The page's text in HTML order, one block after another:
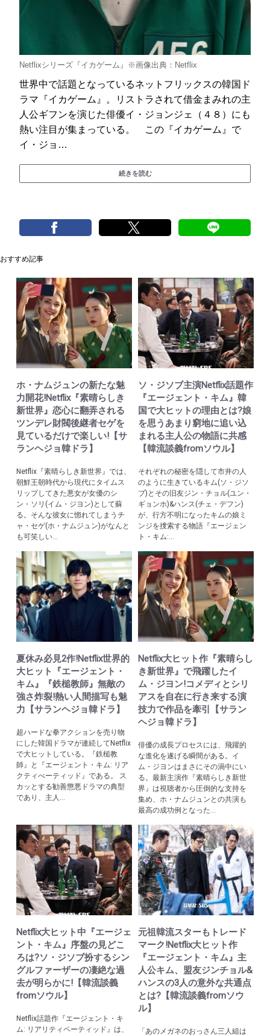
Netflixシリーズ『イカゲーム』※画像出典：Netflix
世界中で話題となっているネットフリックスの韓国ド
ラマ『イカゲーム』。リストラされて借金まみれの主
人公ギフンを演じた俳優イ・ジョンジェ（４８）にも
熱い注目が集まっている。 この『イカゲーム』で
イ・ジョ…
続きを読む
おすすめ記事
ホ・ナムジュンの新たな魅
力開花!Netflix『素晴らしき
新世界』恋心に翻弄される
ツンデレ財閥後継者セゲを
見ているだけで楽しい!【サ
ランヘジョ韓ドラ】
Netflix『素晴らしき新世界』では、
朝鮮王朝時代から現代にタイムス
リップしてきた悪女が女優のシ
ン・ソリ(イム・ジヨン)として蘇
る。そんな彼女に惚れてしまうチ
ャ・セゲ(ホ・ナムジュン)がなんと
も可笑しい...
ソ・ジソブ主演Netflix話題作
『エージェント・キム』韓
国で大ヒットの理由とは?娘
を思うあまり窮地に追い込
まれる主人公の物語に共感
【韓流談義fromソウル】
それぞれの秘密を隠して市井の人
のように生きているキム(ソ・ジソ
ブ)とその旧友ジン・チョル(ユン・
ギョンホ)&ハンス(チェ・デフン)
が、行方不明になったキムの娘ミ
ンジを捜索する物語『エージェン
ト・キム:...
夏休み必見2作!Netflix世界的
大ヒット『エージェント・
キム』『鉄槌教師』無敵の
強さ炸裂!熱い人間描写も魅
力【サランヘジョ韓ドラ】
超ハードな拳アクションを売り物
にした韓国ドラマが連続してNetflix
で大ヒットしている。『鉄槌教
師』と『エージェント・キム: リア
クティべーティッド』である。 ス
カッとする勧善懲悪ドラマの典型
であり、主人...
Netflix大ヒット作『素晴らし
き新世界』で飛躍したイ
ム・ジヨン!コメディとシリ
アスを自在に行き来する演
技力で作品を牽引【サラン
ヘジョ韓ドラ】
俳優の成長プロセスには、飛躍的
な進化を遂げる瞬間がある。イ
ム・ジヨンはまさにその渦中にい
る。最新主演作『素晴らしき新世
界』は視聴者から圧倒的な支持を
集め、ホ・ナムジュンとの共演も
最高の成功例となった...
Netflix大ヒット中『エージェ
ント・キム』序盤の見どこ
ろは?ソ・ジソブ扮するシン
グルファーザーの凄絶な過
去が明らかに!【韓流談義
fromソウル】
Netflix話題作『エージェント・キ
ム: リアリティペーティッド』は、
元祖韓流スターもトレード
マーク!Netflix大ヒット作
『エージェント・キム』主
人公キム、盟友ジンチョル&
ハンスの3人の意外な共通点
とは?【韓流談義fromソウ
ル】
「あのメガネのおっさん三人組は